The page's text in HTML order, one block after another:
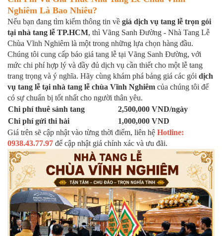
Nghiêm Là Bao Nhiêu?
Nếu bạn đang tìm kiếm thông tin về giá dịch vụ tang lễ trọn gói
tại nhà tang lễ TP.HCM, thì Vãng Sanh Đường - Nhà Tang Lễ
Chùa Vĩnh Nghiêm là một trong những lựa chọn hàng đầu.
Chúng tôi cung cấp báo giá tang lễ tại Vãng Sanh Đường, với
mức chi phí hợp lý và đầy đủ dịch vụ cần thiết cho một lễ tang
trang trọng và ý nghĩa. Hãy cùng khám phá bảng giá các gói dịch
vụ tang lễ tại nhà tang lễ chùa Vĩnh Nghiêm của chúng tôi để
có sự chuẩn bị tốt nhất cho người thân yêu.
Chi phí thuê sảnh tang
2,500,000 VND/ngày
Chi phí gửi thi hài
1,000,000 VND
Giá trên sẽ cập nhật vào từng thời điểm, liên hệ Hotline:
0938.43.77.97 để cập nhật giá chính xác và ưu đãi.